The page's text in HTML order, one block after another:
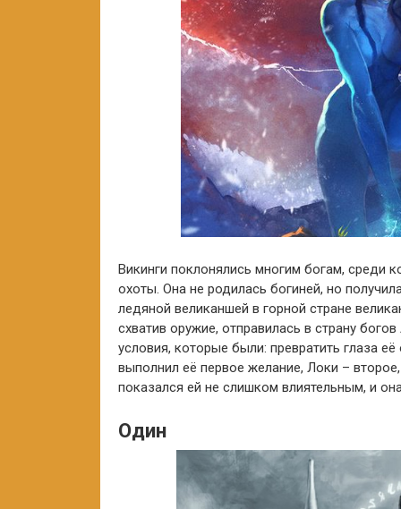
Викинги поклонялись многим богам, среди
охоты. Она не родилась богиней, но
ледяной великаншей в горной стране
схватив оружие, отправилась в страну
условия, которые были: превратить глаза
выполнил её первое желание, Локи –
показался ей не слишком влиятельным, и
Один